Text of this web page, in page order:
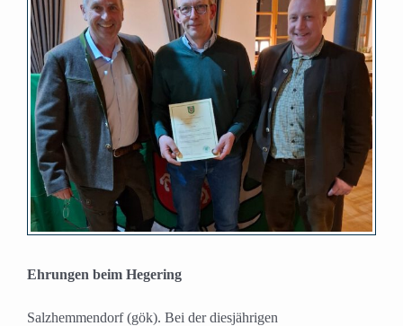
Bild
Ehrungen beim Hegering
Salzhemmendorf (gök). Bei der diesjährigen